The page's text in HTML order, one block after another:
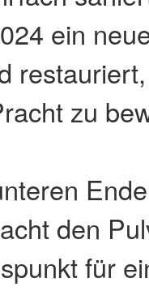
ein
zu
den
für